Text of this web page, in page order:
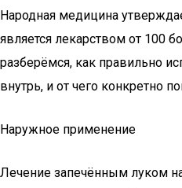
Народная медицина
является лекарством от 100
разберёмся, как правильно
внутрь, и от чего конкретно
Наружное применение
Лечение запечённым луком